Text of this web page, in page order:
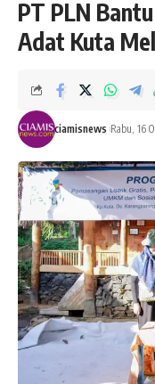
PT PLN
Adat Kuta
ciamisnews Rabu, 16